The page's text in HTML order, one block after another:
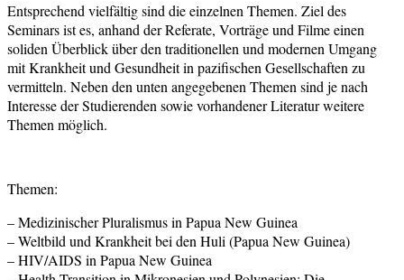
Entsprechend vielfältig sind die einzelnen Themen. Ziel des
Seminars ist es, anhand der Referate, Vorträge und Filme einen
soliden Überblick über den traditionellen und modernen Umgang
mit Krankheit und Gesundheit in pazifischen Gesellschaften zu
vermitteln. Neben den unten angegebenen Themen sind je nach
Interesse der Studierenden sowie vorhandener Literatur weitere
Themen möglich.
Themen:
– Medizinischer Pluralismus in Papua New Guinea
– Weltbild und Krankheit bei den Huli (Papua New Guinea)
– HIV/AIDS in Papua New Guinea